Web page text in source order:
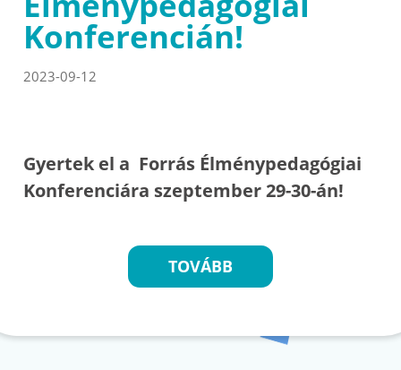
Konferencián!
2023-09-12
Gyertek el a Forrás Élménypedagógiai
Konferenciára szeptember 29-30-án!
TOVÁBB